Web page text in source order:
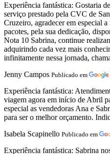
Experiência fantástica: Gostaria
serviço prestado pela CVC de
Cruzeiro, agradecer em especial
pacotes, pela sua dedicação,
Nota 10 Sabrina, continue
adquirindo cada vez mais
infinitamente nessa jornada,
Jenny Campos Publicado em
Experiência fantástica:
viagem agora em início de Abril
especial as vendedoras Ana e
para ser o melhor orçamento.
Isabela Scapinello Publicado em
Experiência fantástica: Sabrina